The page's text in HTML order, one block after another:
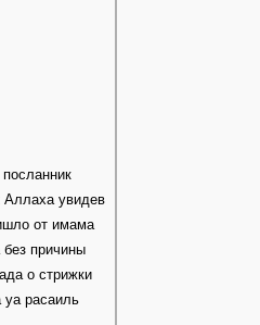
Аллаха увидев
от имама
причины
о стрижки
уа расаиль